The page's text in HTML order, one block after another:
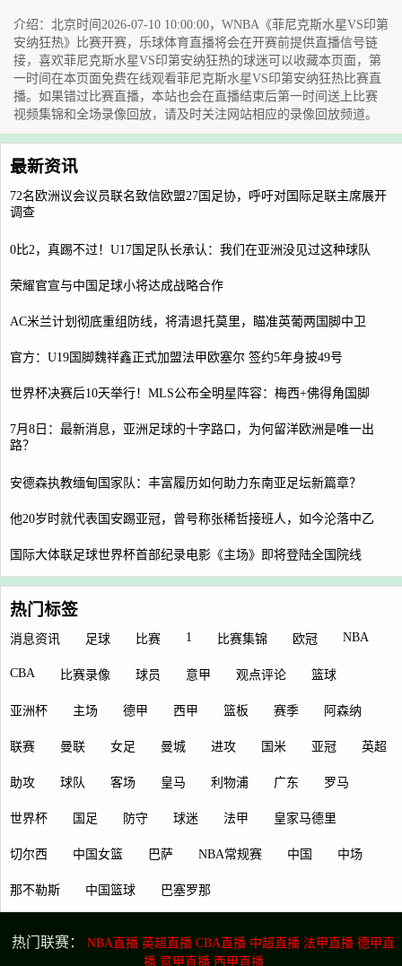
介绍：北京时间2026-07-10 10:00:00，WNBA《菲尼克斯水星VS印第
安纳狂热》比赛开赛，乐球体育直播将会在开赛前提供直播信号链
接，喜欢菲尼克斯水星VS印第安纳狂热的球迷可以收藏本页面，第
一时间在本页面免费在线观看菲尼克斯水星VS印第安纳狂热比赛直
播。如果错过比赛直播，本站也会在直播结束后第一时间送上比赛
视频集锦和全场录像回放，请及时关注网站相应的录像回放频道。
最新资讯
72名欧洲议会议员联名致信欧盟27国足协，呼吁对国际足联主席展开
调查
0比2，真踢不过！U17国足队长承认：我们在亚洲没见过这种球队
荣耀官宣与中国足球小将达成战略合作
AC米兰计划彻底重组防线，将清退托莫里，瞄准英葡两国脚中卫
官方：U19国脚魏祥鑫正式加盟法甲欧塞尔 签约5年身披49号
世界杯决赛后10天举行！MLS公布全明星阵容：梅西+佛得角国脚
7月8日：最新消息，亚洲足球的十字路口，为何留洋欧洲是唯一出
路？
安德森执教缅甸国家队：丰富履历如何助力东南亚足坛新篇章？
他20岁时就代表国安踢亚冠，曾号称张稀哲接班人，如今沦落中乙
国际大体联足球世界杯首部纪录电影《主场》即将登陆全国院线
热门标签
消息资讯 足球 比赛 1 比赛集锦 欧冠 NBA
CBA 比赛录像 球员 意甲 观点评论 篮球
亚洲杯 主场 德甲 西甲 篮板 赛季 阿森纳
联赛 曼联 女足 曼城 进攻 国米 亚冠 英超
助攻 球队 客场 皇马 利物浦 广东 罗马
世界杯 国足 防守 球迷 法甲 皇家马德里
切尔西 中国女篮 巴萨 NBA常规赛 中国 中场
那不勒斯 中国篮球 巴塞罗那
热门联赛： NBA直播 英超直播 CBA直播 中超直播 法甲直播 德甲直
播 意甲直播 西甲直播